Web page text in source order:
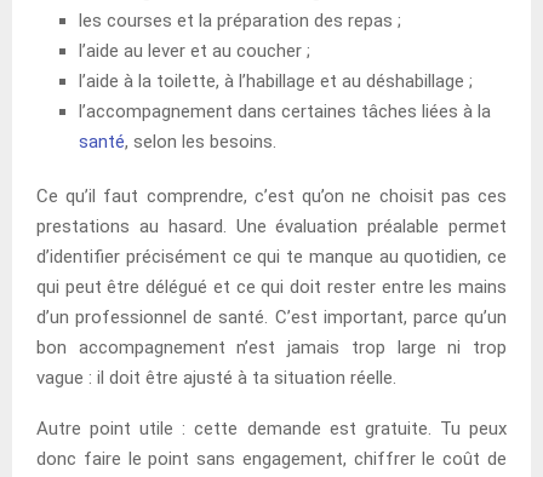
les courses et la préparation des repas ;
l’aide au lever et au coucher ;
l’aide à la toilette, à l’habillage et au déshabillage ;
l’accompagnement dans certaines tâches liées à la
santé, selon les besoins.
Ce qu’il faut comprendre, c’est qu’on ne choisit pas ces
prestations au hasard. Une évaluation préalable permet
d’identifier précisément ce qui te manque au quotidien, ce
qui peut être délégué et ce qui doit rester entre les mains
d’un professionnel de santé. C’est important, parce qu’un
bon accompagnement n’est jamais trop large ni trop
vague : il doit être ajusté à ta situation réelle.
Autre point utile : cette demande est gratuite. Tu peux
donc faire le point sans engagement, chiffrer le coût de